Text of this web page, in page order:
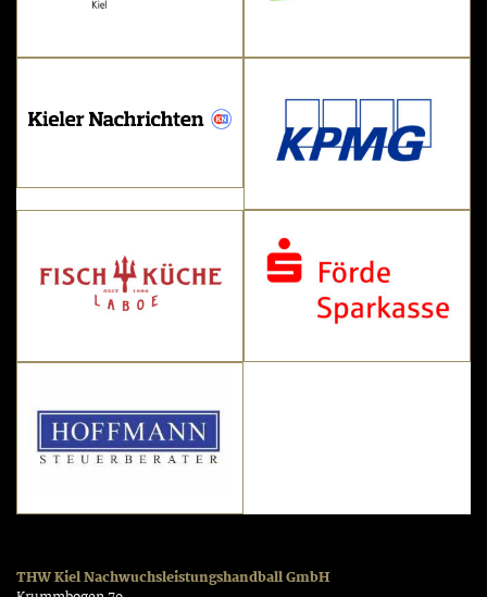
THW Kiel Nachwuchsleistungshandball GmbH